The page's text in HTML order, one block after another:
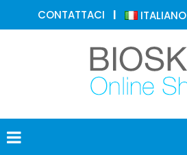
CONTATTACI ITALIANO
MEDICINA
ESTETICA
DERMATOLOGIA
FOTOTERAPIA
ELETTROMEDICALI